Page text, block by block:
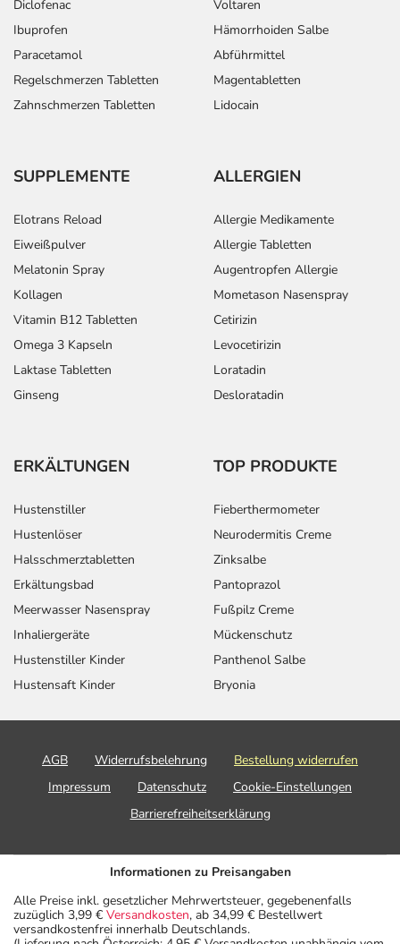
Diclofenac
Ibuprofen
Paracetamol
Regelschmerzen Tabletten
Zahnschmerzen Tabletten
Voltaren
Hämorrhoiden Salbe
Abführmittel
Magentabletten
Lidocain
SUPPLEMENTE
Elotrans Reload
Eiweißpulver
Melatonin Spray
Kollagen
Vitamin B12 Tabletten
Omega 3 Kapseln
Laktase Tabletten
Ginseng
ALLERGIEN
Allergie Medikamente
Allergie Tabletten
Augentropfen Allergie
Mometason Nasenspray
Cetirizin
Levocetirizin
Loratadin
Desloratadin
ERKÄLTUNGEN
Hustenstiller
Hustenlöser
Halsschmerztabletten
Erkältungsbad
Meerwasser Nasenspray
Inhaliergeräte
Hustenstiller Kinder
Hustensaft Kinder
TOP PRODUKTE
Fieberthermometer
Neurodermitis Creme
Zinksalbe
Pantoprazol
Fußpilz Creme
Mückenschutz
Panthenol Salbe
Bryonia
AGB Widerrufsbelehrung
Bestellung widerrufen
Impressum
Datenschutz
Cookie-Einstellungen
Barrierefreiheitserklärung
Informationen zu Preisangaben
Alle Preise inkl. gesetzlicher Mehrwertsteuer, gegebenenfalls
zuzüglich 3,99 € Versandkosten, ab 34,99 € Bestellwert
versandkostenfrei innerhalb Deutschlands.